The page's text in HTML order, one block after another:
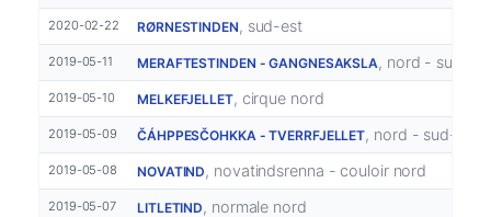
2020-02-22 RØRNESTINDEN , sud-est
2019-05-11 MERAFTESTINDEN - GANGNESAKSLA , nord - sud-
2019-05-10 MELKEFJELLET, cirque nord
2019-05-09 ČÁHPPESČOHKKA - TVERRFJELLET, nord - sud-
2019-05-08 NOVATIND , novatindsrenna - couloir nord
2019-05-07 LITLETIND , normale nord